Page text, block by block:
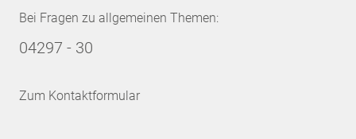
Bei Fragen zu allgemeinen Themen:
04297 - 30
Zum Kontaktformular